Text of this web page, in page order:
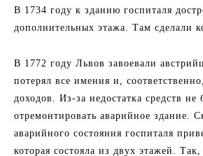
В 1734 году к зданию госпиталя
дополнительных этажа. Там сделали
В 1772 году Львов завоевали
потерял все имения и,
доходов. Из-за недостатка средств
отремонтировать аварийное здание.
аварийного состояния госпиталя
которая состояла из двух этажей.